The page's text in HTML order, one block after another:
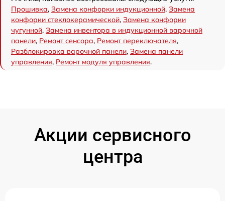
Прошивка, Замена конфорки индукционной, Замена
конфорки стеклокерамической, Замена конфорки
чугунной, Замена инвентора в индукционной варочной
панели, Ремонт сенсора, Ремонт переключателя,
Разблокировка варочной панели, Замена панели
управления, Ремонт модуля управления.
Акции сервисного
центра